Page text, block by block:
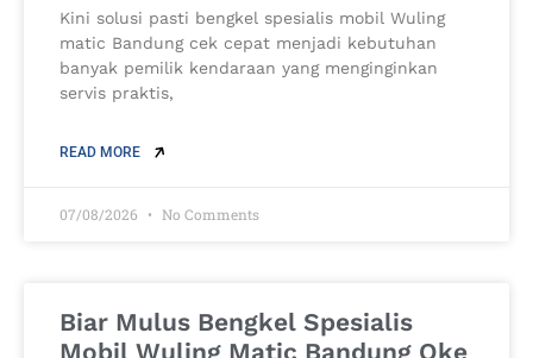
Kini solusi pasti bengkel spesialis mobil Wuling
matic Bandung cek cepat menjadi kebutuhan
banyak pemilik kendaraan yang menginginkan
servis praktis,
READ MORE
07/08/2026 No Comments
Biar Mulus Bengkel Spesialis
Mobil Wuling Matic Bandung Oke